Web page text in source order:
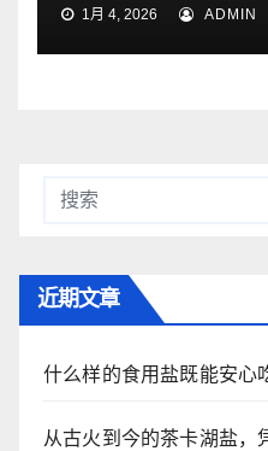
1月 4, 2026 ADMIN
近期文章
什么样的食用盐既能安心
从古火到今的茶卡湖盐，